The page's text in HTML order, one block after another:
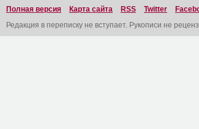
Полная версия
Карта сайта RSS Twitter
Редакция в переписку не вступает. Рукописи не